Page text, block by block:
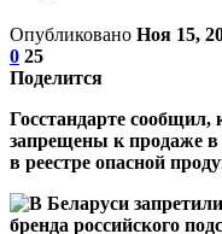
Опубликовано Ноя 15,
0 25
Поделится
Госстандарте
запрещены к продаже
в реестре опасной